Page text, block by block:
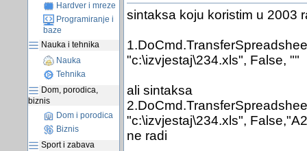
Hardver i mreze
Programiranje i
baze
Nauka i tehnika
Nauka
Tehnika
Dom, porodica,
biznis
Dom i porodica
Biznis
Sport i zabava
sintaksa koju koristim u 2003
"c:\izvjestaj\234.xls", False, ""
ali sintaksa
"c:\izvjestaj\234.xls",
ne radi